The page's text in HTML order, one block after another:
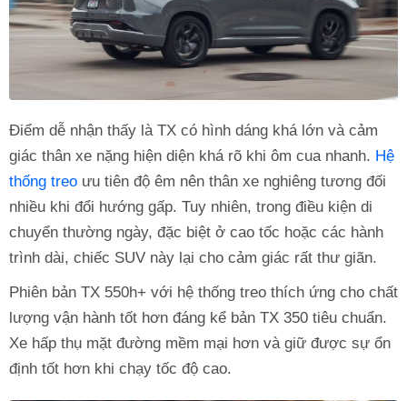
Điểm dễ nhận thấy là TX có hình dáng khá lớn và cảm
giác thân xe nặng hiện diện khá rõ khi ôm cua nhanh. Hệ
thống treo ưu tiên độ êm nên thân xe nghiêng tương đối
nhiều khi đổi hướng gấp. Tuy nhiên, trong điều kiện di
chuyển thường ngày, đặc biệt ở cao tốc hoặc các hành
trình dài, chiếc SUV này lại cho cảm giác rất thư giãn.
Phiên bản TX 550h+ với hệ thống treo thích ứng cho chất
lượng vận hành tốt hơn đáng kể bản TX 350 tiêu chuẩn.
Xe hấp thụ mặt đường mềm mại hơn và giữ được sự ổn
định tốt hơn khi chạy tốc độ cao.